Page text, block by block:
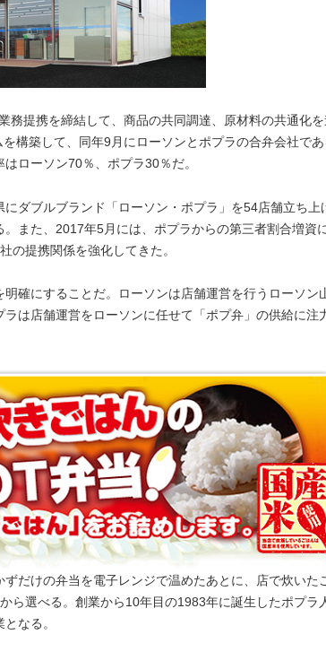
務提携を締結して、商品の共同調達、原材料の共通化を
構築して、同年9月にローソンとポプラの合弁会社であ
ローソン70％、ポプラ30％だ。
ダブルブランド「ローソン・ポプラ」を54店舗立ち上
また、2017年5月には、ポプラからの第三者割合増資
の提携関係を強化してきた。
確にすることだ。ローソンは店舗運営を行うローソン
は店舗運営をローソンに任せて「ポプ弁」の供給に注
ずだけの弁当を電子レンジで温めたあとに、店で炊いた
ら選べる。創業から10年目の1983年に誕生したポプラ
なる。